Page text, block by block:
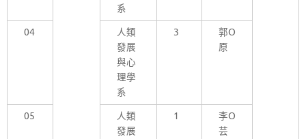
系
04
人類
發展
與心
理學
系
3
郭O
原
05
人類
發展
1
李O
芸